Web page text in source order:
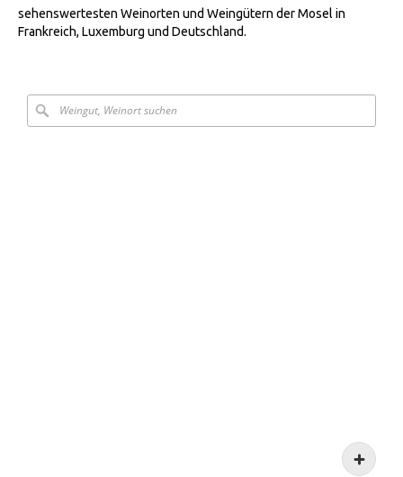
sehenswertesten Weinorten und Weingütern der Mosel in
Frankreich, Luxemburg und Deutschland.